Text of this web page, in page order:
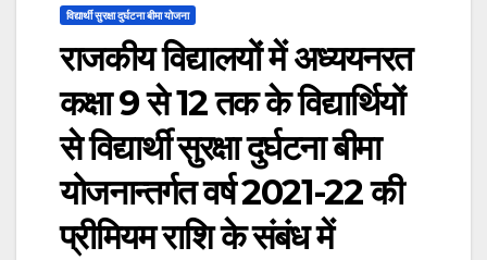
विद्यार्थी सुरक्षा दुर्घटना बीमा योजना
राजकीय विद्यालयों में अध्ययनरत
कक्षा 9 से 12 तक के विद्यार्थियों
से विद्यार्थी सुरक्षा दुर्घटना बीमा
योजनान्तर्गत वर्ष 2021-22 की
प्रीमियम राशि के संबंध में